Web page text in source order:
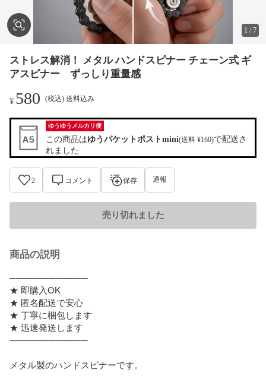
1 /7
ストレス解消！ メタル ハンドスピナー チェーン式 ギ
アスピナー ずっしり重量感
¥580 (税込) 送料込み
ゆうゆうメルカリ便
この商品はゆうパケットポストmini(送料 ¥160)で配送さ
れました
2 コメント 保存 通報
売り切れました
商品の説明
────────────
★ 即購入OK
★ 匿名配送で安心
★ 丁寧に梱包します
★ 迅速発送します
────────────
メタル製のハンドスピナーです。